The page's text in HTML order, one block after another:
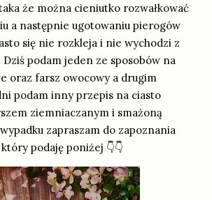
że można cieniutko rozwałkować
a następnie ugotowaniu pierogów
się nie rozkleja i nie wychodzi z
podam jeden ze sposobów na
oraz farsz owocowy a drugim
podam inny przepis na ciasto
ziemniaczanym i smażoną
zapraszam do zapoznania
podaję poniżej 👇👇